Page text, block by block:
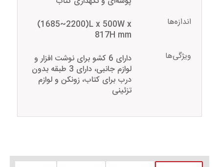
اندازه‌ها
(1685~2200)L x 500W x
817H mm
ویژگی‌ها
دارای 6 کشو برای نوشت افزار و
لوازم جانبی، دارای 3 طبقه بدون
درب برای کتاب، زونکن و لوازم
تزئینی